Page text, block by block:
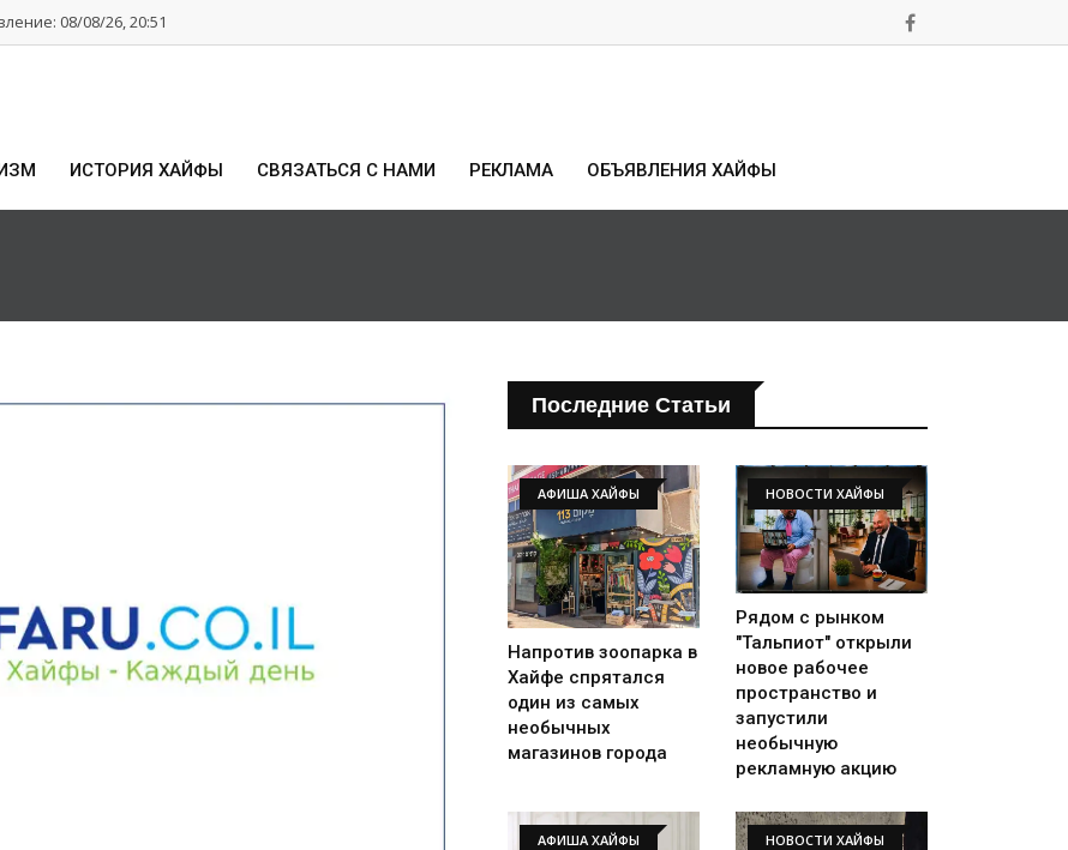
08/08/26, 20:51
ИСТОРИЯ ХАЙФЫ СВЯЗАТЬСЯ С НАМИ РЕКЛАМА ОБЪЯВЛЕНИЯ ХАЙФЫ
Последние Статьи
АФИША ХАЙФЫ
Напротив зоопарка в
Хайфе спрятался
один из самых
необычных
магазинов города
НОВОСТИ ХАЙФЫ
Рядом с рынком
"Тальпиот" открыли
новое рабочее
пространство и
запустили
необычную
рекламную акцию
АФИША ХАЙФЫ НОВОСТИ ХАЙФЫ